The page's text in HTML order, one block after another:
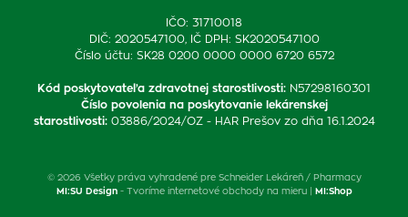
IČO: 31710018
DIČ: 2020547100, IČ DPH: SK2020547100
Číslo účtu: SK28 0200 0000 0000 6720 6572
Kód poskytovateľa zdravotnej starostlivosti: N57298160301
Číslo povolenia na poskytovanie lekárenskej
starostlivosti: 03886/2024/OZ - HAR Prešov zo dňa 16.1.2024
© 2026 Všetky práva vyhradené pre Schneider Lekáreň / Pharmacy
MI:SU Design- Tvoríme internetové obchody na mieru | MI:Shop